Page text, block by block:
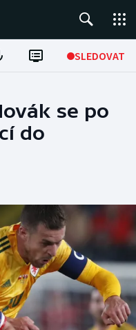
SLEDOVAT
se po
do